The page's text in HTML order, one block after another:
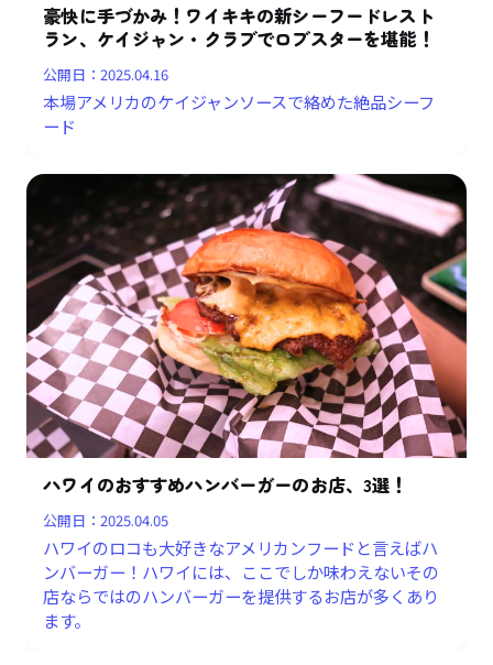
豪快に手づかみ！ワイキキの新シーフードレスト
ラン、ケイジャン・クラブでロブスターを堪能！
公開日：2025.04.16
本場アメリカのケイジャンソースで絡めた絶品シーフ
ード
ハワイのおすすめハンバーガーのお店、3選！
公開日：2025.04.05
ハワイのロコも大好きなアメリカンフードと言えばハ
ンバーガー！ハワイには、ここでしか味わえないその
店ならではのハンバーガーを提供するお店が多くあり
ます。